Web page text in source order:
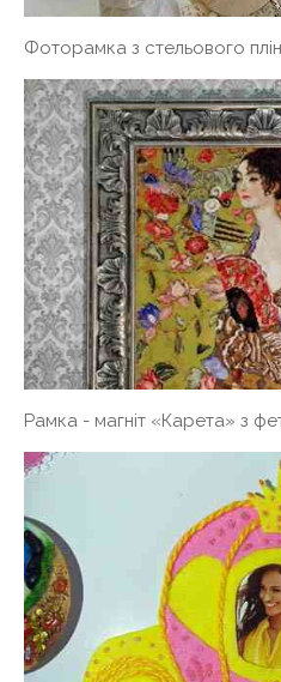
Фоторамка з стельового
Рамка - магніт «Карета» з